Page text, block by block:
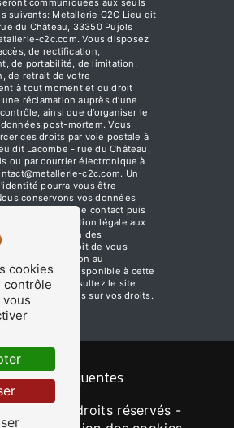
suivants: Metallerie C2C Lieu dit
du Château, 33350 Pujols
c2c.com. Vous disposez
de rectification,
de portabilité, de limitation,
de retrait de votre
à tout moment et du droit
réclamation auprès d’une
ainsi que d’organiser le
post-mortem. Vous
ces droits par voie postale à
dit Lacombe - rue du Château,
ou par courrier électronique à
c2c.com. Un
pourra vous être
conservons vos données
de prise de contact puis
de prescription légale aux
et de gestion des
Vous avez le droit de vous
la liste d'opposition au
téléphonique, disponible à cette
. Consultez le site
d’informations sur vos droits.
fréquentes
- Tous droits réservés -
cookies
contrôle
vous